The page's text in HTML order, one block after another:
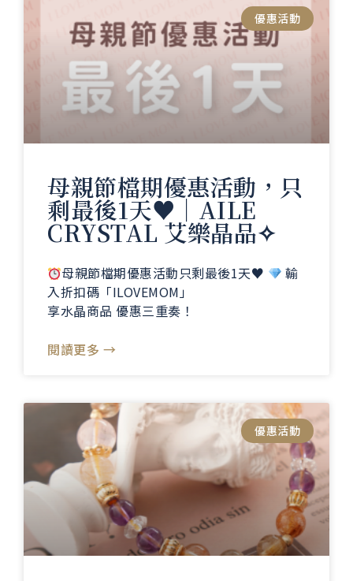
優惠活動
母親節檔期優惠活動，只
剩最後1天♥️｜AILE
CRYSTAL 艾樂晶品✧
母親節檔期優惠活動只剩最後1天♥️
輸
入折扣碼「ILOVEMOM」
享水晶商品 優惠三重奏！
閱讀更多 →
優惠活動